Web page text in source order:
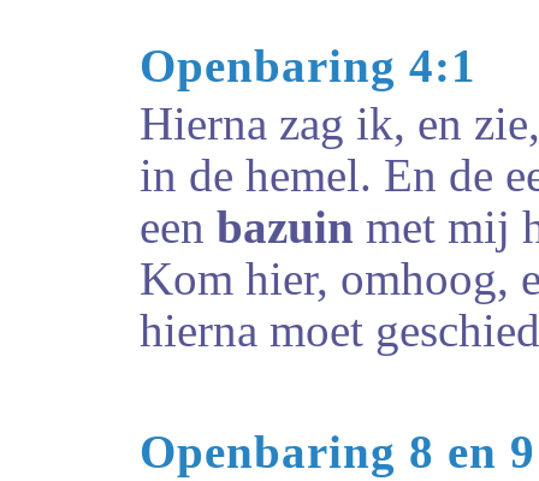
Openbaring 4:1
Hierna zag ik, en
in de hemel. En de
een bazuin met mij
Kom hier, omhoog,
hierna moet
Openbaring 8 en 9